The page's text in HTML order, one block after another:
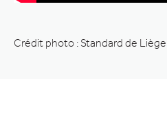
Crédit photo : Standard de Liège